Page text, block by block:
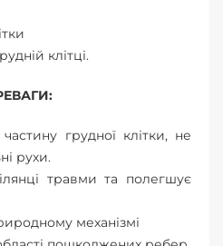
клітці.
частину грудної клітки, не
рухи.
травми та полегшує
механізмі